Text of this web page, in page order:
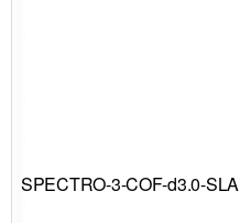
SPECTRO-3-COF-d3.0-SLA